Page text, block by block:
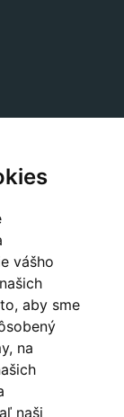
vášho
aby sme
na
naši
sa dovozom a
aj štýlového